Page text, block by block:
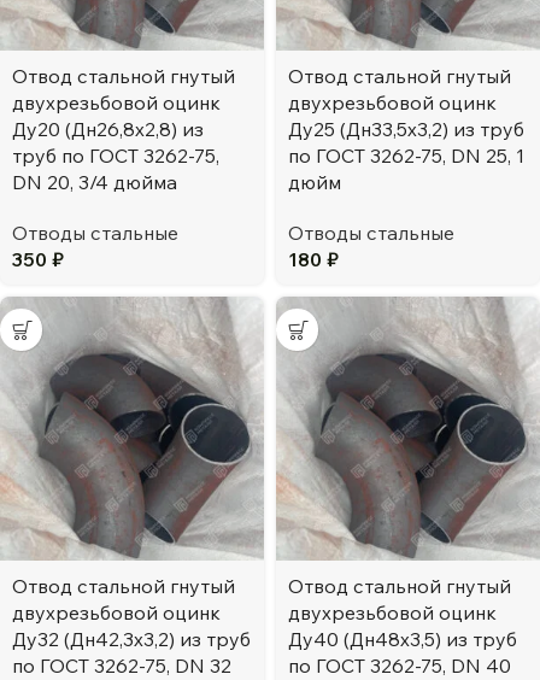
Отвод стальной гнутый
двухрезьбовой оцинк
Ду20 (Дн26,8х2,8) из
труб по ГОСТ 3262-75,
DN 20, 3/4 дюйма
Отводы стальные
350 ₽
Отвод стальной гнутый
двухрезьбовой оцинк
Ду25 (Дн33,5х3,2) из труб
по ГОСТ 3262-75, DN 25, 1
дюйм
Отводы стальные
180 ₽
Отвод стальной гнутый
двухрезьбовой оцинк
Ду32 (Дн42,3х3,2) из труб
по ГОСТ 3262-75, DN 32
Отвод стальной гнутый
двухрезьбовой оцинк
Ду40 (Дн48х3,5) из труб
по ГОСТ 3262-75, DN 40